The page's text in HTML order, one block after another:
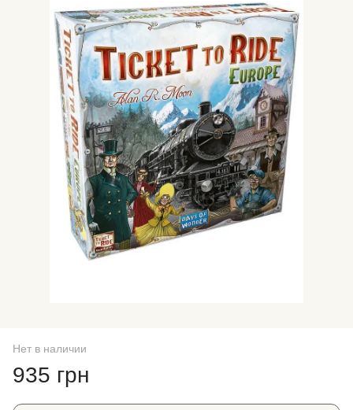
Нет в наличии
935 грн